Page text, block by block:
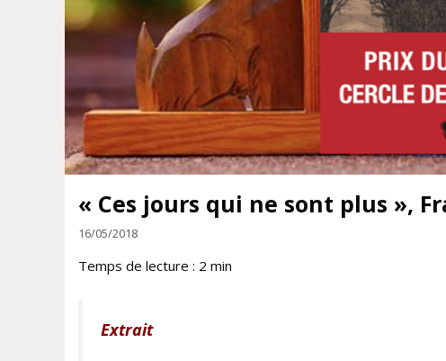
« Ces jours qui ne sont plus »,
16/05/2018
Temps de lecture : 2 min
Extrait